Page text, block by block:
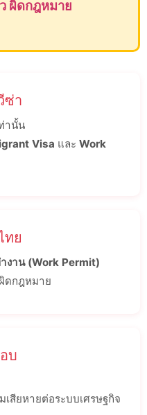
ซ่า
านั้น
Visa และ Work
ทย
งาน (Work Permit)
ดกฎหมาย
บ
เสียหายต่อระบบเศรษฐกิจ